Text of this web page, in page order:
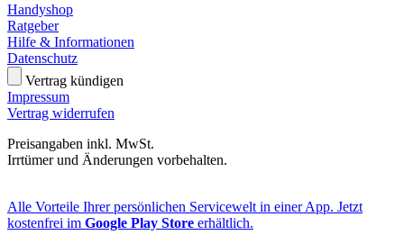
Handyshop
Ratgeber
Hilfe & Informationen
Datenschutz
Vertrag kündigen
Impressum
Vertrag widerrufen
Preisangaben inkl. MwSt.
Irrtümer und Änderungen vorbehalten.
Alle Vorteile Ihrer persönlichen Servicewelt in einer App. Jetzt
kostenfrei im Google Play Store erhältlich.